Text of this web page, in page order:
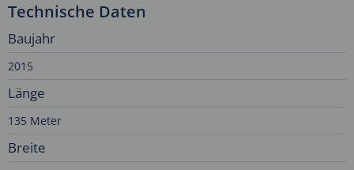
Technische Daten
Baujahr
2015
Länge
135 Meter
Breite